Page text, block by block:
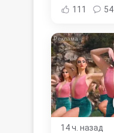
111 54
14 ч. назад